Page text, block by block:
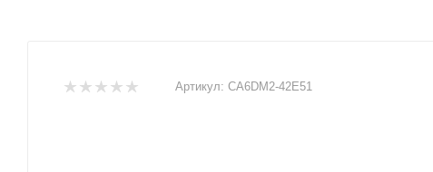
Артикул: CA6DM2-42E51